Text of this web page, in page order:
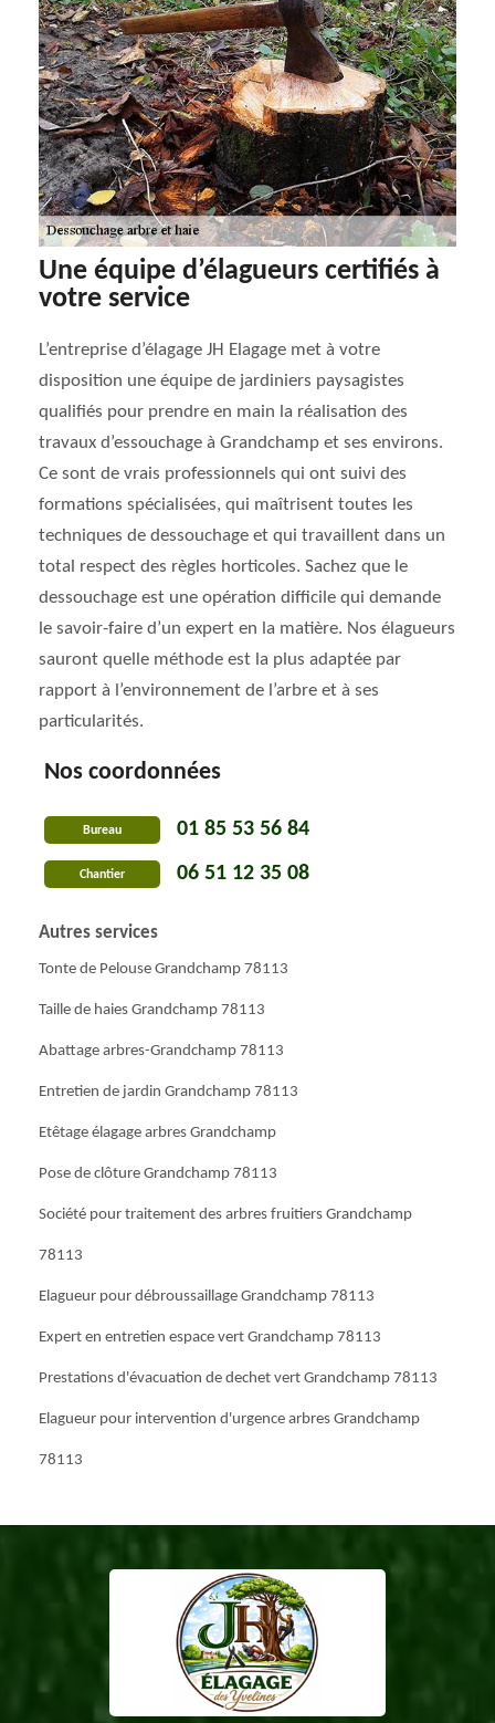
Une équipe d’élagueurs certifiés à
votre service
L’entreprise d’élagage JH Elagage met à votre
disposition une équipe de jardiniers paysagistes
qualifiés pour prendre en main la réalisation des
travaux d’essouchage à Grandchamp et ses environs.
Ce sont de vrais professionnels qui ont suivi des
formations spécialisées, qui maîtrisent toutes les
techniques de dessouchage et qui travaillent dans un
total respect des règles horticoles. Sachez que le
dessouchage est une opération difficile qui demande
le savoir-faire d’un expert en la matière. Nos élagueurs
sauront quelle méthode est la plus adaptée par
rapport à l’environnement de l’arbre et à ses
particularités.
Nos coordonnées
Bureau 01 85 53 56 84
Chantier 06 51 12 35 08
Autres services
Tonte de Pelouse Grandchamp 78113
Taille de haies Grandchamp 78113
Abattage arbres-Grandchamp 78113
Entretien de jardin Grandchamp 78113
Etêtage élagage arbres Grandchamp
Pose de clôture Grandchamp 78113
Société pour traitement des arbres fruitiers Grandchamp
78113
Elagueur pour débroussaillage Grandchamp 78113
Expert en entretien espace vert Grandchamp 78113
Prestations d'évacuation de dechet vert Grandchamp 78113
Elagueur pour intervention d'urgence arbres Grandchamp
78113